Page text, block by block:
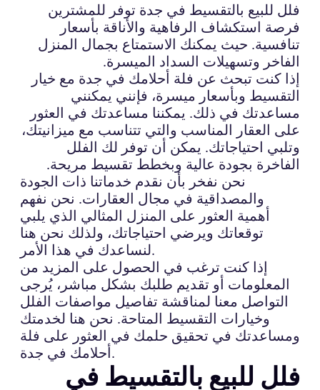
فلل للبيع بالتقسيط في جدة توفر للمشترين
فرصة استكشاف الرفاهية والأناقة بأسعار
تنافسية. حيث يمكنك الاستمتاع بجمال المنزل
الفاخر وتسهيلات السداد الميسرة.
إذا كنت تبحث عن فلة أحلامك في جدة مع خيار
التقسيط وبأسعار ميسرة، فإنني يمكنني
مساعدتك في ذلك. يمكننا مساعدتك في العثور
على العقار المناسب والتي تتناسب مع ميزانيتك،
وتلبي احتياجاتك. يمكن أن توفر لك الفلل
الفاخرة بجودة عالية وبخطط تقسيط مريحة.
نحن نفخر بأن نقدم خدماتنا ذات الجودة
والمصداقية في مجال العقارات. نحن نفهم
أهمية العثور على المنزل المثالي الذي يلبي
توقعاتك ويرضي احتياجاتك، ولذلك نحن هنا
لنساعدك في هذا الأمر.
إذا كنت ترغب في الحصول على المزيد من
المعلومات أو تقديم طلبك بشكل مباشر، يُرجى
التواصل معنا لمناقشة تفاصيل مواصفات الفلل
وخيارات التقسيط المتاحة. نحن هنا لخدمتك
ومساعدتك في تحقيق حلمك في العثور على فلة
أحلامك في جدة.
فلل للبيع بالتقسيط في